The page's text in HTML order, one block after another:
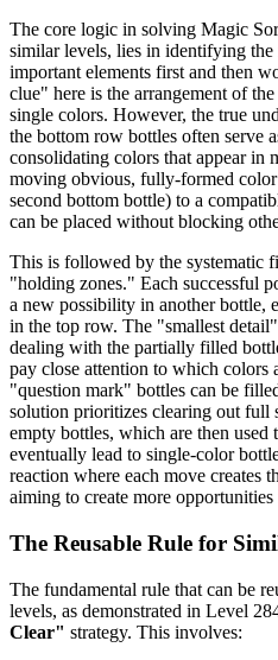
The core logic in solving Magic
similar levels, lies in identifying
important elements first and then
clue" here is the arrangement of
single colors. However, the true
the bottom row bottles often serve
consolidating colors that appear in
moving obvious, fully-formed
second bottom bottle) to a
can be placed without blocking
This is followed by the systematic
"holding zones." Each successful
a new possibility in another bottle,
in the top row. The "smallest
dealing with the partially filled
pay close attention to which colors
"question mark" bottles can be
solution prioritizes clearing out full
empty bottles, which are then
eventually lead to single-color
reaction where each move creates
aiming to create more
The Reusable Rule for
The fundamental rule that can be
levels, as demonstrated in Level
Clear" strategy. This involves: